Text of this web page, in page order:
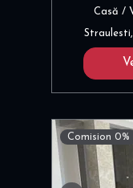
Casă /
Comision 0%